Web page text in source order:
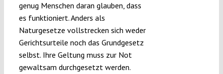
genug Menschen daran glauben, dass
es funktioniert. Anders als
Naturgesetze vollstrecken sich weder
Gerichtsurteile noch das Grundgesetz
selbst. Ihre Geltung muss zur Not
gewaltsam durchgesetzt werden.